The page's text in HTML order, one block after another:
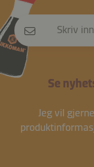
Skriv
Se
Jeg vil